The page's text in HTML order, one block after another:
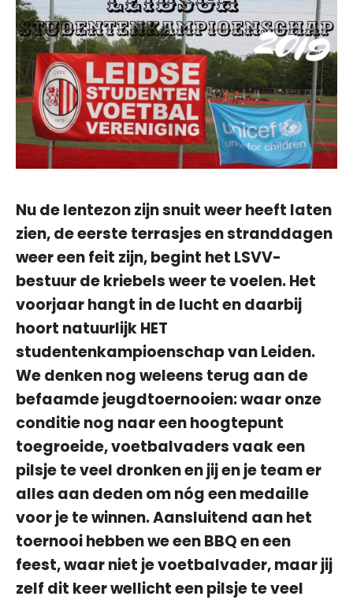
Nu de lentezon zijn snuit weer heeft laten
zien, de eerste terrasjes en stranddagen
weer een feit zijn, begint het LSVV-
bestuur de kriebels weer te voelen. Het
voorjaar hangt in de lucht en daarbij
hoort natuurlijk HET
studentenkampioenschap van Leiden.
We denken nog weleens terug aan de
befaamde jeugdtoernooien: waar onze
conditie nog naar een hoogtepunt
toegroeide, voetbalvaders vaak een
pilsje te veel dronken en jij en je team er
alles aan deden om nóg een medaille
voor je te winnen. Aansluitend aan het
toernooi hebben we een BBQ en een
feest, waar niet je voetbalvader, maar jij
zelf dit keer wellicht een pilsje te veel